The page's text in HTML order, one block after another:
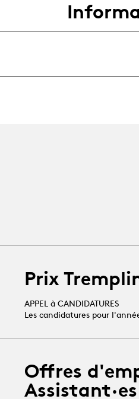
Prix
APPEL à CANDIDATURES
Les candidatures pour
Offres
Assistant·es